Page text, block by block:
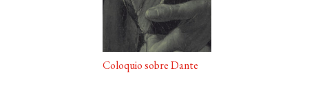
Coloquio sobre Dante